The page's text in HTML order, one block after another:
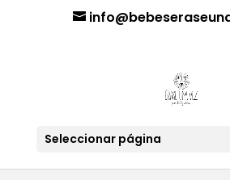
¡Aviso importante para tod@s! Si
Seleccionar página